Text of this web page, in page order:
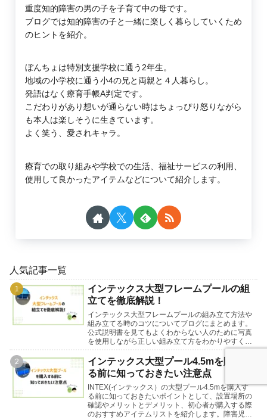
重度知的障害の男の子を子育て中の母です。
ブログでは知的障害の子と一緒に楽しく暮らしていくため
のヒントを紹介。
ぼんちょは特別支援学校に通う2年生。
地域の小学校に通う小4の兄と両親と４人暮らし。
発語はなく療育手帳A判定です。
こだわりがあり想いが通らない時はちょっぴり怒りながら
も本人は楽しそうに生きています。
よく笑う、愛されキャラ。
療育での取り組みや学校での生活、福祉サービスの利用、
使用して良かったアイテムなどについて紹介します。
人気記事一覧
インテックス大型フレームプールの組
立てを徹底解説！
インテックス大型フレームプールの組み立て方法や
組み立てる時のコツについてブログにまとめます。
公式説明書を見てもよくわからない人のために写真
を使用しながら正しい組み立て方をわかりやすく詳
細に解説します。循環ポンプの接続方法についても
紹介します。
インテックス大型プール4.5mを購入す
る前に知っておきたい注意点
INTEX(インテックス）の大型プール4.5mを購入す
る前に知っておきたいポイントとして、設置場所の
確認やメリットとデメリット、初心者が購入する際
のおすすめアイテムリストを紹介します。障害児が